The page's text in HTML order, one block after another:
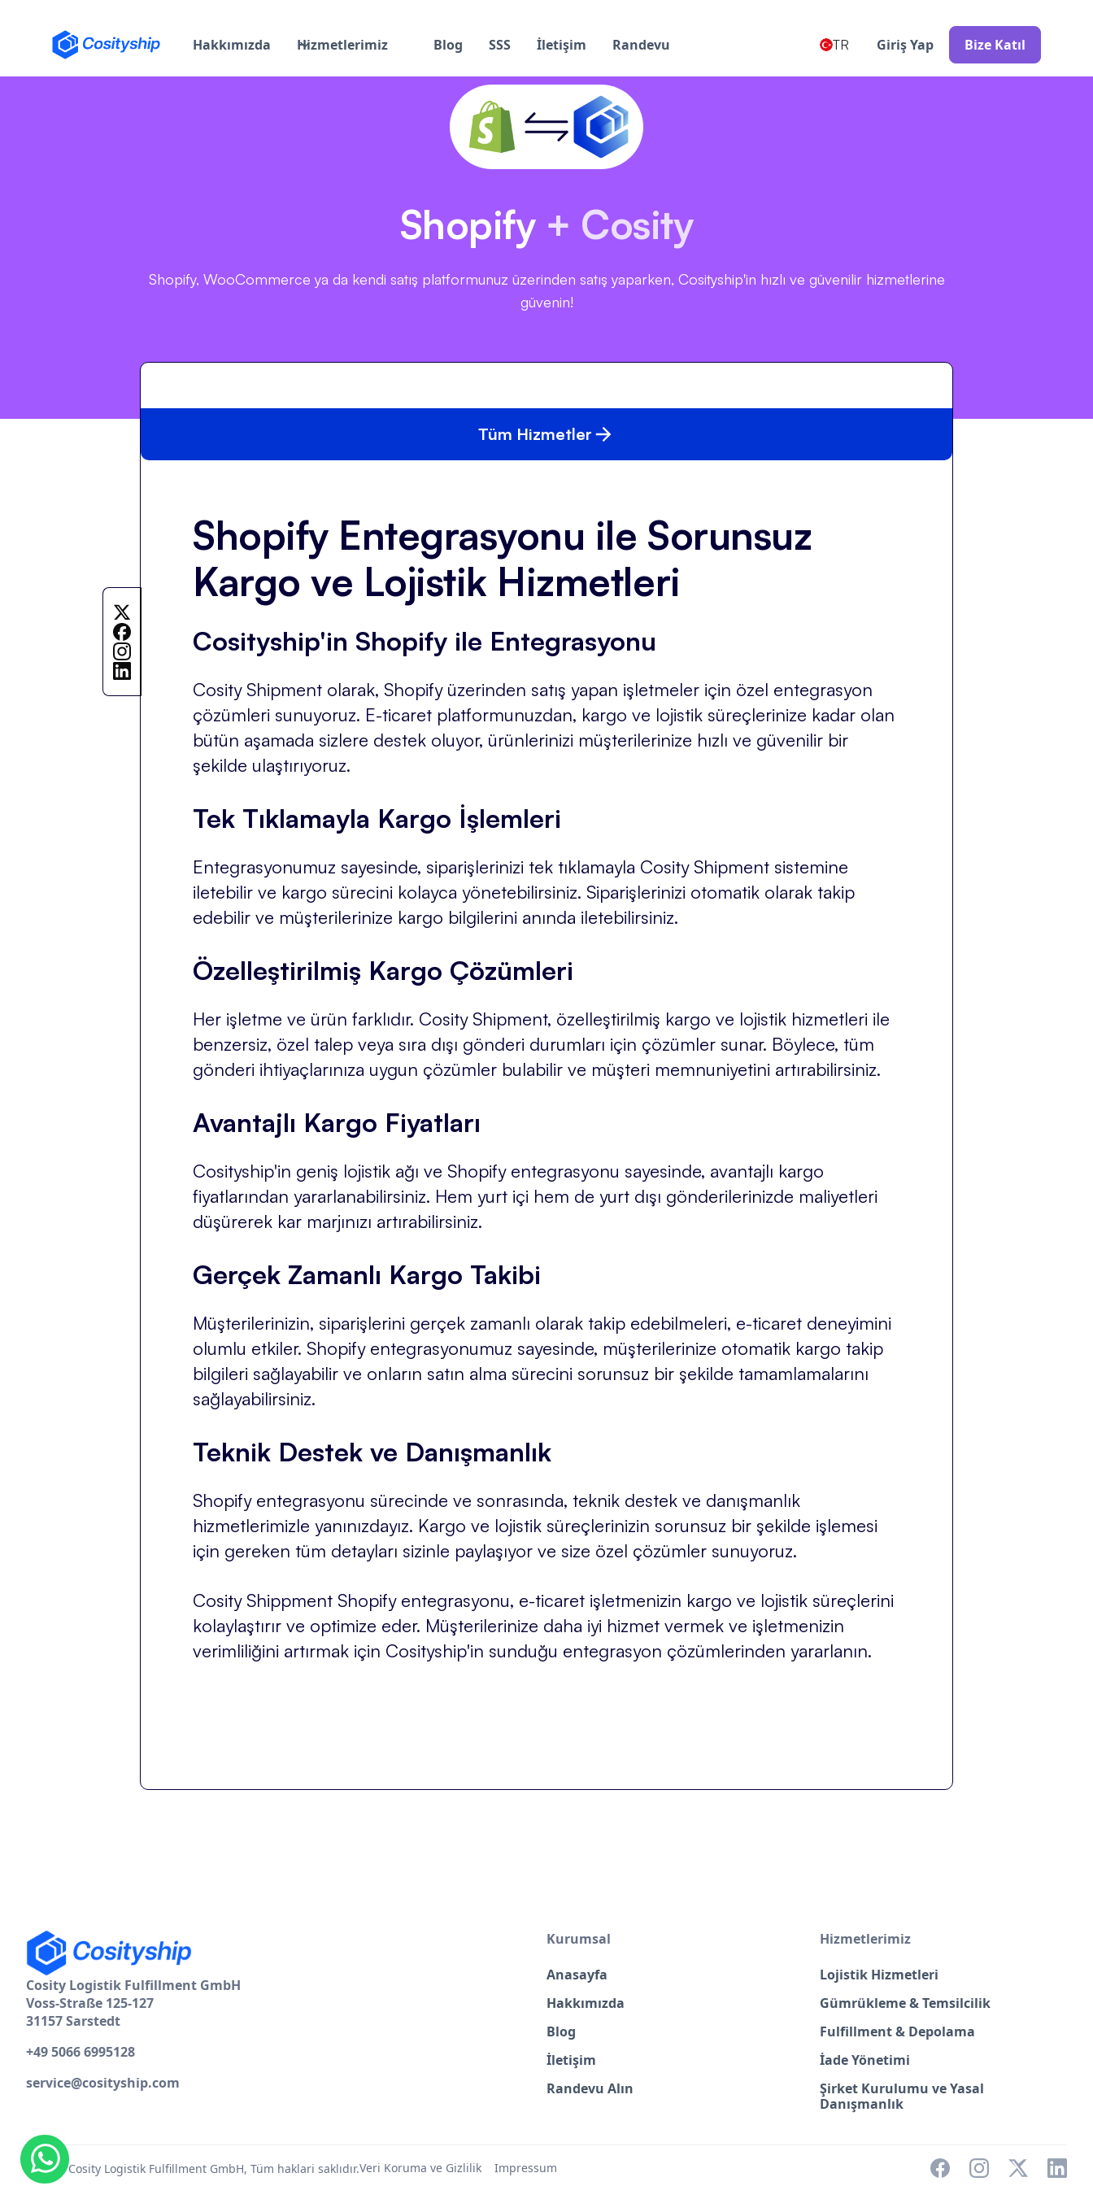
Hakkımızda Hizmetlerimiz Blog SSS İletişim Randevu TR Giriş Yap Bize Katıl
Shopify+ Cosity
Shopify, WooCommerce ya da kendi satış platformunuz üzerinden satış yaparken, Cosityship'in hızlı ve güvenilir hizmetlerine
güvenin!
Tüm Hizmetler
Shopify Entegrasyonu ile Sorunsuz
Kargo ve Lojistik Hizmetleri
Cosityship'in Shopify ile Entegrasyonu
Cosity Shipment olarak, Shopify üzerinden satış yapan işletmeler için özel entegrasyon
çözümleri sunuyoruz. E-ticaret platformunuzdan, kargo ve lojistik süreçlerinize kadar olan
bütün aşamada sizlere destek oluyor, ürünlerinizi müşterilerinize hızlı ve güvenilir bir
şekilde ulaştırıyoruz.
Tek Tıklamayla Kargo İşlemleri
Entegrasyonumuz sayesinde, siparişlerinizi tek tıklamayla Cosity Shipment sistemine
iletebilir ve kargo sürecini kolayca yönetebilirsiniz. Siparişlerinizi otomatik olarak takip
edebilir ve müşterilerinize kargo bilgilerini anında iletebilirsiniz.
Özelleştirilmiş Kargo Çözümleri
Her işletme ve ürün farklıdır. Cosity Shipment, özelleştirilmiş kargo ve lojistik hizmetleri ile
benzersiz, özel talep veya sıra dışı gönderi durumları için çözümler sunar. Böylece, tüm
gönderi ihtiyaçlarınıza uygun çözümler bulabilir ve müşteri memnuniyetini artırabilirsiniz.
Avantajlı Kargo Fiyatları
Cosityship'in geniş lojistik ağı ve Shopify entegrasyonu sayesinde, avantajlı kargo
fiyatlarından yararlanabilirsiniz. Hem yurt içi hem de yurt dışı gönderilerinizde maliyetleri
düşürerek kar marjınızı artırabilirsiniz.
Gerçek Zamanlı Kargo Takibi
Müşterilerinizin, siparişlerini gerçek zamanlı olarak takip edebilmeleri, e-ticaret deneyimini
olumlu etkiler. Shopify entegrasyonumuz sayesinde, müşterilerinize otomatik kargo takip
bilgileri sağlayabilir ve onların satın alma sürecini sorunsuz bir şekilde tamamlamalarını
sağlayabilirsiniz.
Teknik Destek ve Danışmanlık
Shopify entegrasyonu sürecinde ve sonrasında, teknik destek ve danışmanlık
hizmetlerimizle yanınızdayız. Kargo ve lojistik süreçlerinizin sorunsuz bir şekilde işlemesi
için gereken tüm detayları sizinle paylaşıyor ve size özel çözümler sunuyoruz.
Cosity Shippment Shopify entegrasyonu, e-ticaret işletmenizin kargo ve lojistik süreçlerini
kolaylaştırır ve optimize eder. Müşterilerinize daha iyi hizmet vermek ve işletmenizin
verimliliğini artırmak için Cosityship'in sunduğu entegrasyon çözümlerinden yararlanın.
Cosity Logistik Fulfillment GmbH
Voss-Straße 125-127
31157 Sarstedt
+49 5066 6995128
service@cosityship.com
Kurumsal
Anasayfa
Hakkımızda
Blog
İletişim
Randevu Alın
Hizmetlerimiz
Lojistik Hizmetleri
Gümrükleme & Temsilcilik
Fulfillment & Depolama
İade Yönetimi
Şirket Kurulumu ve Yasal
Danışmanlık
© 2026 Cosity Logistik Fulfillment GmbH, Tüm haklari saklıdır.Veri Koruma ve Gizlilik Impressum